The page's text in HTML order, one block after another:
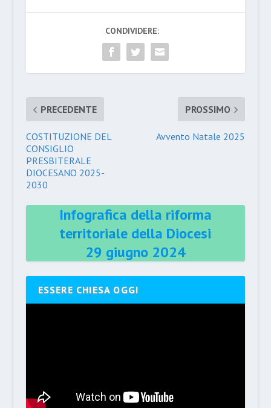
CONDIVIDERE:
PRECEDENTE
COSTITUZIONE DEL
CONSIGLIO
PRESBITERALE
DIOCESANO 2025-
2030
PROSSIMO
Avvento Natale 2025
Infografica della riforma
territoriale della Diocesi
29 giugno 2024
ESSERE CHIESA OGGI